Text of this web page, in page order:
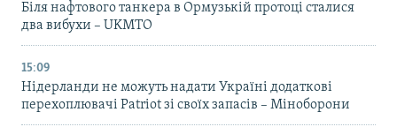
Біля нафтового танкера в Ормузькій протоці сталися
два вибухи – UKMTO
15:09
Нідерланди не можуть надати Україні додаткові
перехоплювачі Patriot зі своїх запасів – Міноборони